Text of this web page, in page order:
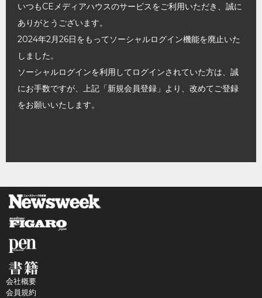
いつもCEメディアハウスのサービスをご利用いただき、誠に
ありがとうございます。
2024年2月26日をもってソーシャルログイン機能を廃止いた
しました。
ソーシャルログインを利用してログインされていた方は、誠
にお手数ですが、上記「新規会員登録」より、改めてご登録
をお願いいたします。
会社概要
会員規約